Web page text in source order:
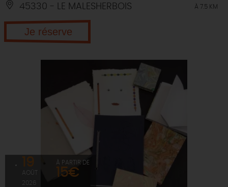
45330 - LE MALESHERBOIS À 7.5 KM
Je réserve
19
AOÛT
2026
À PARTIR DE
15€